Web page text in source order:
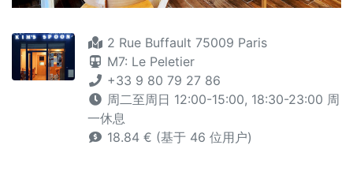
2 Rue Buffault 75009 Paris
M7: Le Peletier
+33 9 80 79 27 86
周二至周日 12:00-15:00, 18:30-23:00 周
一休息
18.84 € (基于 46 位用户)